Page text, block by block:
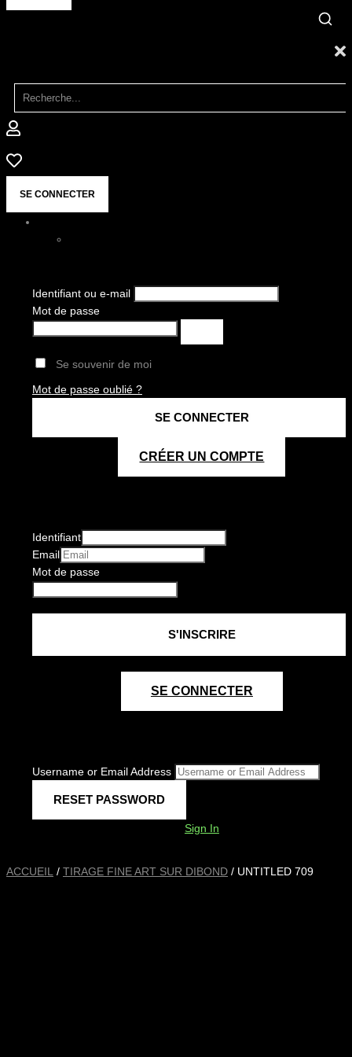
SE CONNECTER
Identifiant ou e-mail
Mot de passe
Se souvenir de moi
Mot de passe oublié ?
CRÉER UN COMPTE
Identifiant
Email
Mot de passe
SE CONNECTER
Username or Email Address
Sign In
ACCUEIL / TIRAGE FINE ART SUR DIBOND / UNTITLED 709